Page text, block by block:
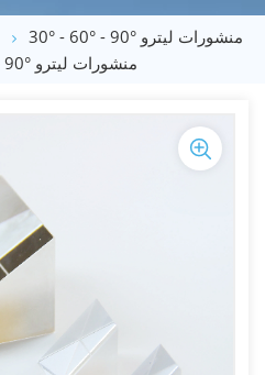
30° - 60° - 90° منشورات ليترو
30° - 60° - 90° منشورات ليترو